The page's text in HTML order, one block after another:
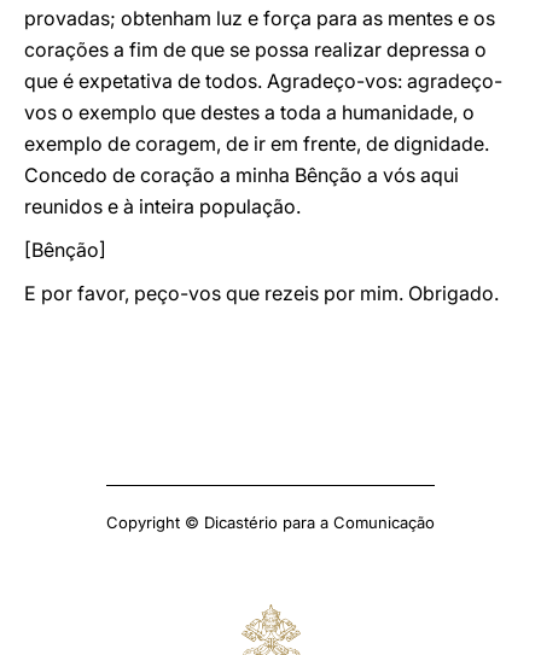
provadas; obtenham luz e força para as mentes e os
corações a fim de que se possa realizar depressa o
que é expetativa de todos. Agradeço-vos: agradeço-
vos o exemplo que destes a toda a humanidade, o
exemplo de coragem, de ir em frente, de dignidade.
Concedo de coração a minha Bênção a vós aqui
reunidos e à inteira população.
[Bênção]
E por favor, peço-vos que rezeis por mim. Obrigado.
Copyright © Dicastério para a Comunicação